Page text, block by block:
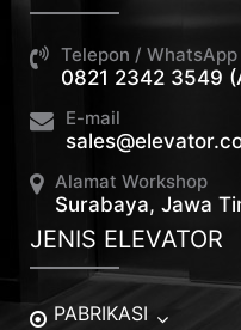
Telepon / WhatsApp
0821 2342 3549
E-mail
Alamat Workshop
Surabaya, Jawa
JENIS ELEVATOR
PABRIKASI